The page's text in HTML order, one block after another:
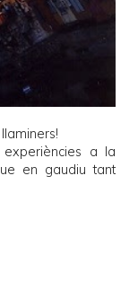
!
a la
en gaudiu tant